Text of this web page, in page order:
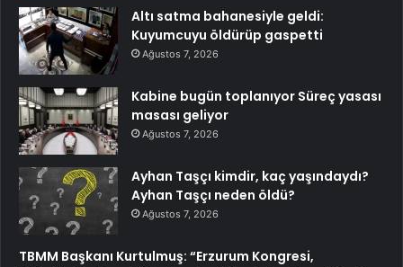
Altı satma bahanesiyle geldi:
Kuyumcuyu öldürüp gaspetti
Ağustos 7, 2026
Kabine bugün toplanıyor Süreç yasası
masası geliyor
Ağustos 7, 2026
Ayhan Taşçı kimdir, kaç yaşındaydı?
Ayhan Taşçı neden öldü?
Ağustos 7, 2026
TBMM Başkanı Kurtulmuş: “Erzurum Kongresi,